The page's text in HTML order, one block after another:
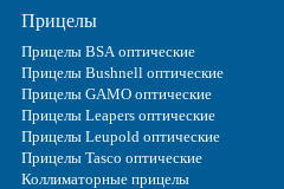
Прицелы
Прицелы BSA оптические
Прицелы Bushnell оптические
Прицелы GAMO оптические
Прицелы Leapers оптические
Прицелы Leupold оптические
Прицелы Tasco оптические
Коллиматорные прицелы